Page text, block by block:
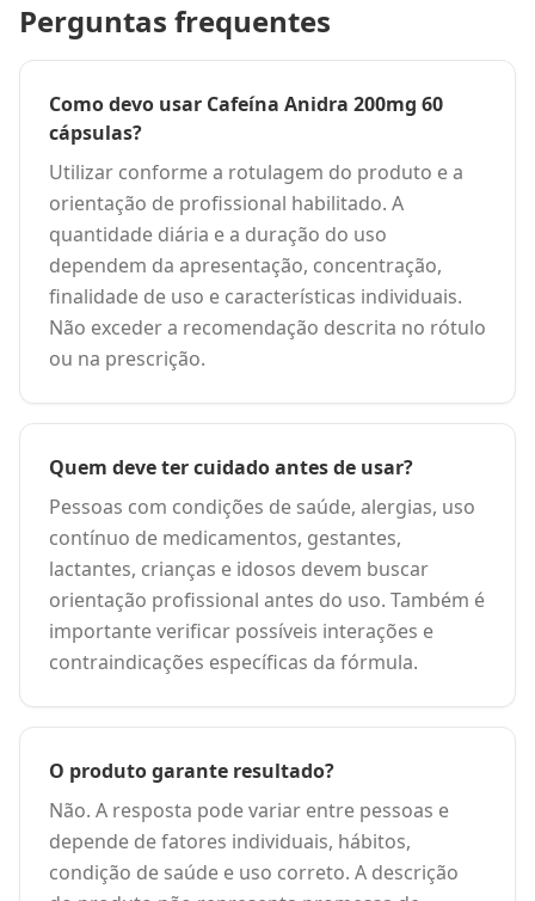
Perguntas frequentes
Como devo usar Cafeína Anidra 200mg 60
cápsulas?
Utilizar conforme a rotulagem do produto e a
orientação de profissional habilitado. A
quantidade diária e a duração do uso
dependem da apresentação, concentração,
finalidade de uso e características individuais.
Não exceder a recomendação descrita no rótulo
ou na prescrição.
Quem deve ter cuidado antes de usar?
Pessoas com condições de saúde, alergias, uso
contínuo de medicamentos, gestantes,
lactantes, crianças e idosos devem buscar
orientação profissional antes do uso. Também é
importante verificar possíveis interações e
contraindicações específicas da fórmula.
O produto garante resultado?
Não. A resposta pode variar entre pessoas e
depende de fatores individuais, hábitos,
condição de saúde e uso correto. A descrição